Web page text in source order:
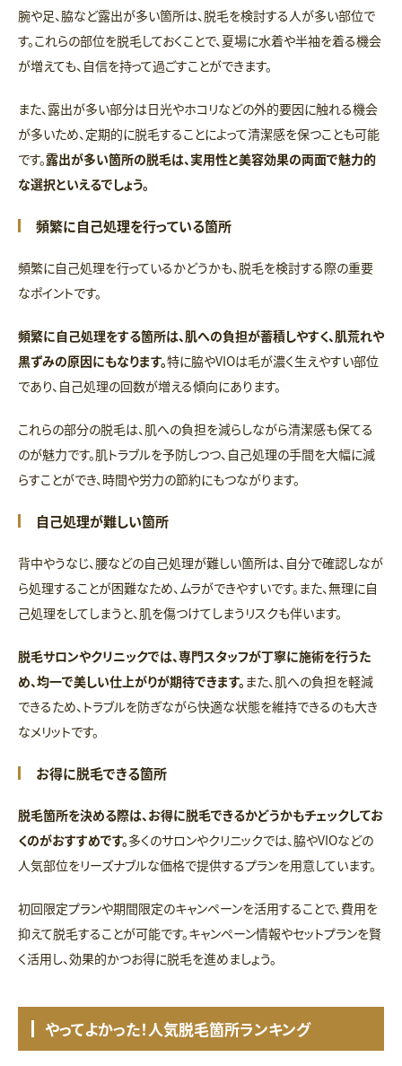
腕や足、脇など露出が多い箇所は、脱毛を検討する人が多い部位で
す。これらの部位を脱毛しておくことで、夏場に水着や半袖を着る機会
が増えても、自信を持って過ごすことができます。
また、露出が多い部分は日光やホコリなどの外的要因に触れる機会
が多いため、定期的に脱毛することによって清潔感を保つことも可能
です。露出が多い箇所の脱毛は、実用性と美容効果の両面で魅力的
な選択といえるでしょう。
頻繁に自己処理を行っている箇所
頻繁に自己処理を行っているかどうかも、脱毛を検討する際の重要
なポイントです。
頻繁に自己処理をする箇所は、肌への負担が蓄積しやすく、肌荒れや
黒ずみの原因にもなります。特に脇やVIOは毛が濃く生えやすい部位
であり、自己処理の回数が増える傾向にあります。
これらの部分の脱毛は、肌への負担を減らしながら清潔感も保てる
のが魅力です。肌トラブルを予防しつつ、自己処理の手間を大幅に減
らすことができ、時間や労力の節約にもつながります。
自己処理が難しい箇所
背中やうなじ、腰などの自己処理が難しい箇所は、自分で確認しなが
ら処理することが困難なため、ムラができやすいです。また、無理に自
己処理をしてしまうと、肌を傷つけてしまうリスクも伴います。
脱毛サロンやクリニックでは、専門スタッフが丁寧に施術を行うた
め、均一で美しい仕上がりが期待できます。 また、肌への負担を軽減
できるため、トラブルを防ぎながら快適な状態を維持できるのも大き
なメリットです。
お得に脱毛できる箇所
脱毛箇所を決める際は、お得に脱毛できるかどうかもチェックしてお
くのがおすすめです。多くのサロンやクリニックでは、脇やVIOなどの
人気部位をリーズナブルな価格で提供するプランを用意しています。
初回限定プランや期間限定のキャンペーンを活用することで、費用を
抑えて脱毛することが可能です。キャンペーン情報やセットプランを賢
く活用し、効果的かつお得に脱毛を進めましょう。
やってよかった！人気脱毛箇所ランキング